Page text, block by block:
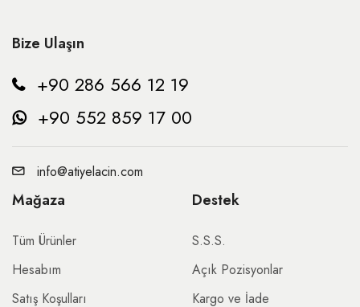
Bize Ulaşın
+90 286 566 12 19
+90 552 859 17 00
info@atiyelacin.com
Mağaza
Tüm Ürünler
Hesabım
Satış Koşulları
Destek
S.S.S.
Açık Pozisyonlar
Kargo ve İade